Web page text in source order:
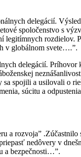
delegácií.
spoločenstvo s
legitímnych rozdielov.
v globálnom svete….”.
delegácií.
spojili a usilovali o
súcitu a
a rozvoja” .Zúčastnilo
nedôvery v
a bezpečnosti…”.